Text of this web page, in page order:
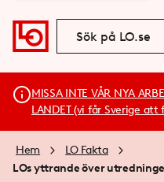
MISSA INTE VÅR NYA
LANDET (vi får Sverige att
Hem
LO Fakta